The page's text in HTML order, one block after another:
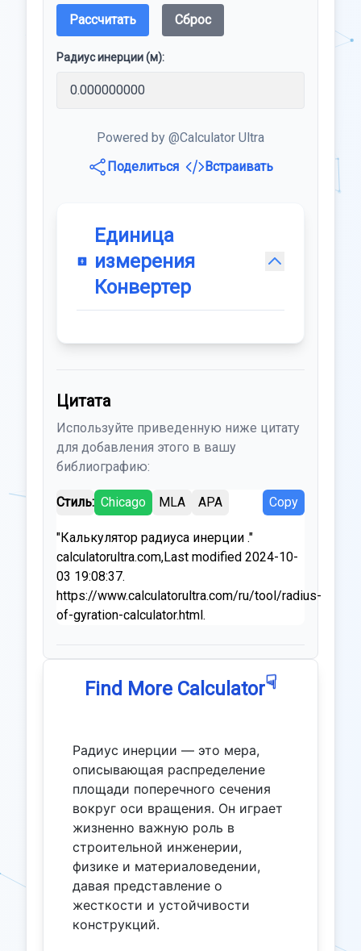
Рассчитать Сброс
Радиус инерции (м):
Powered by @Calculator Ultra
Поделиться
Встраивать
Единица
измерения
Конвертер
Цитата
Используйте приведенную ниже цитату
для добавления этого в вашу
библиографию:
Стиль: Chicago MLA APA Copy
"Калькулятор радиуса инерции ."
calculatorultra.com,Last modified 2024-10-
03 19:08:37.
https://www.calculatorultra.com/ru/tool/radius-
of-gyration-calculator.html.
Find More Calculator☟
Радиус инерции — это мера,
описывающая распределение
площади поперечного сечения
вокруг оси вращения. Он играет
жизненно важную роль в
строительной инженерии,
физике и материаловедении,
давая представление о
жесткости и устойчивости
конструкций.